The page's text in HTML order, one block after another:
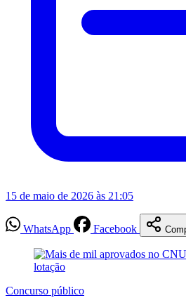
15 de maio de 2026 às 21:05
WhatsApp Facebook
Concurso público